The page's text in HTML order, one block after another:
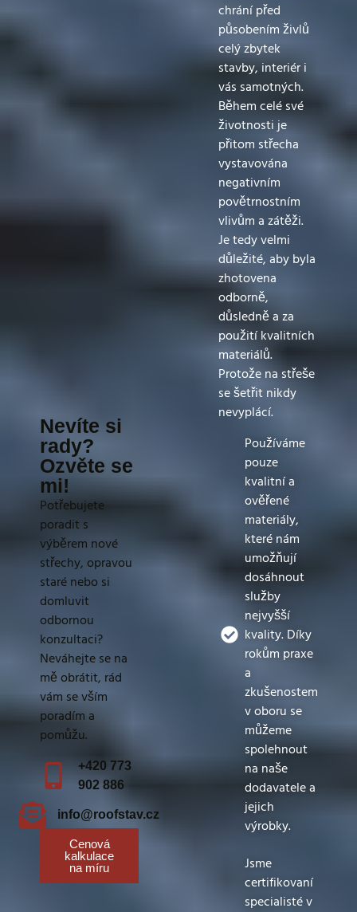
Nevíte si
rady?
Ozvěte se
mi!
Potřebujete
poradit s
výběrem nové
střechy, opravou
staré nebo si
domluvit
odbornou
konzultaci?
Neváhejte se na
mě obrátit, rád
vám se vším
poradím a
pomůžu.
+420 773
902 886
info@roofstav.cz
Cenová
kalkulace
na míru
chrání před
působením živlů
celý zbytek
stavby, interiér i
vás samotných.
Během celé své
životnosti je
přitom střecha
vystavována
negativním
povětrnostním
vlivům a zátěži.
Je tedy velmi
důležité, aby byla
zhotovena
odborně,
důsledně a za
použití kvalitních
materiálů.
Protože na střeše
se šetřit nikdy
nevyplácí.
Používáme
pouze
kvalitní a
ověřené
materiály,
které nám
umožňují
dosáhnout
služby
nejvyšší
kvality. Díky
rokům praxe
a
zkušenostem
v oboru se
můžeme
spolehnout
na naše
dodavatele a
jejich
výrobky.
Jsme
certifikovaní
specialisté v